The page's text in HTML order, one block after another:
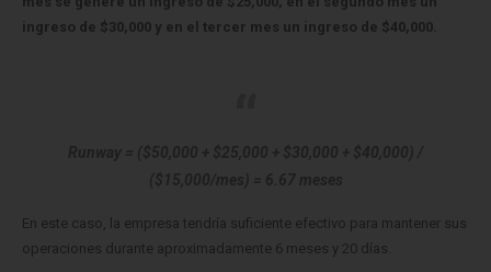
ingreso de $30,000 y en el tercer mes un ingreso de $40,000.
En este caso, la empresa tendría suficiente efectivo para mantener sus
operaciones durante aproximadamente 6 meses y 20 días.